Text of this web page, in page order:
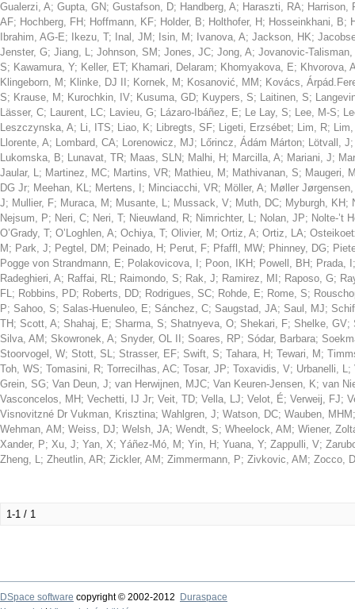
Gualerzi, A; Gupta, GN; Gustafson, D; Handberg, A; Haraszti, RA; Harrison,
AF; Hochberg, FH ; Hoffmann, KF; Holder, B; Holthofer, H ; Hosseinkhani, B;
Ibrahim, AG-E; Ikezu, T; Inal, JM ; Isin, M ; Ivanova, A; Jackson, HK;
Jenster, G; Jiang, L; Johnson, SM ; Jones, JC; Jong, A; Jovanovic-Talisman,
S; Kawamura, Y; Keller, ET; Khamari, Delaram; Khomyakova, E; Khvorova,
Klingeborn, M ; Klinke, DJ II ; Kornek, M ; Kosanović, MM ; Kovács,
S; Krause, M ; Kurochkin, IV; Kusuma, GD; Kuypers, S; Laitinen, S;
Lässer, C; Laurent, LC; Lavieu, G; Lázaro-Ibáñez, E; Le Lay, S; Lee, M-S;
Leszczynska, A; Li, ITS; Liao, K; Libregts, SF; Ligeti, Erzsébet; Lim, R;
Llorente, A; Lombard, CA; Lorenowicz, MJ; Lőrincz, Ádám Márton; Lötvall, J
Lukomska, B; Lunavat, TR; Maas, SLN; Malhi, H ; Marcilla, A; Mariani, J;
Jaular, L; Martinez, MC; Martins, VR; Mathieu, M ; Mathivanan, S; Maugeri,
DG Jr; Meehan, KL; Mertens, I ; Minciacchi, VR; Möller, A; Møller
J; Mullier, F; Muraca, M ; Musante, L; Mussack, V; Muth, DC; Myburgh, KH ;
Nejsum, P; Neri, C; Neri, T; Nieuwland, R; Nimrichter, L; Nolan, JP; Nolte-’t
O’Grady, T; O’Loghlen, A; Ochiya, T; Olivier, M ; Ortiz, A; Ortiz, LA;
M ; Park, J; Pegtel, DM ; Peinado, H ; Perut, F; Pfaffl, MW; Phinney, DG;
Pogge von Strandmann, E; Polakovicova, I ; Poon, IKH ; Powell, BH ; Prada, I
Radeghieri, A; Raffai, RL; Raimondo, S; Rak, J; Ramirez, MI ; Raposo, G;
FL; Robbins, PD; Roberts, DD; Rodrigues, SC; Rohde, E; Rome, S;
P; Sahoo, S; Salas-Huenuleo, E; Sánchez, C; Saugstad, JA; Saul, MJ;
TH ; Scott, A; Shahaj, E; Sharma, S; Shatnyeva, O; Shekari, F; Shelke, GV;
Silva, AM ; Skowronek, A; Snyder, OL II ; Soares, RP; Sódar, Barbara;
Stoorvogel, W; Stott, SL; Strasser, EF; Swift, S; Tahara, H ; Tewari, M ;
Toh, WS; Tomasini, R; Torrecilhas, AC; Tosar, JP; Toxavidis, V; Urbanelli, L;
Grein, SG; Van Deun, J; van Herwijnen, MJC; Van Keuren-Jensen, K; van
Vasconcelos, MH ; Vechetti, IJ Jr; Veit, TD; Vella, LJ; Velot, É; Verweij, FJ;
Visnovitzné Dr Vukman, Krisztina; Wahlgren, J; Watson, DC; Wauben, MHM
Wehman, AM ; Weiss, DJ; Welsh, JA; Wendt, S; Wheelock, AM ; Wiener,
Xander, P; Xu, J; Yan, X; Yáñez-Mó, M ; Yin, H ; Yuana, Y; Zappulli, V;
Zheng, L; Zheutlin, AR; Zickler, AM ; Zimmermann, P; Zivkovic, AM ; Zocco, D
1-1 / 1
DSpace software copyright © 2002-2012
Duraspace